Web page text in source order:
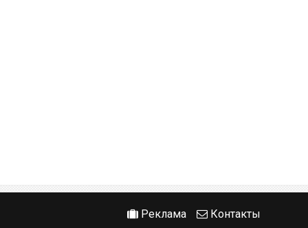
Реклама Контакты